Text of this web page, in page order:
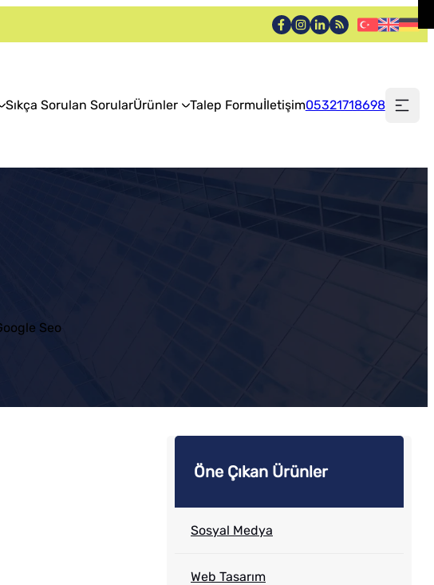
Sıkça Sorulan SorularÜrünler Talep Formuİletişim05321718698
Seo
Öne Çıkan Ürünler
Sosyal Medya
Web Tasarım